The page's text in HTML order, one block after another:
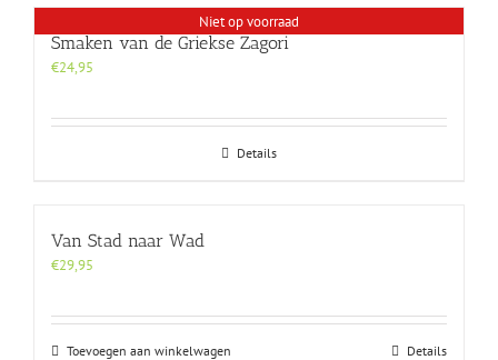
Niet op voorraad
Smaken van de Griekse Zagori
€24,95
Details
Van Stad naar Wad
€29,95
Toevoegen aan winkelwagen Details